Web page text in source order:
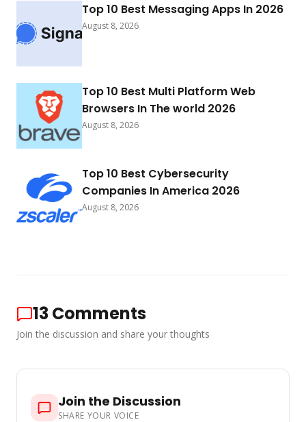
Top 10 Best Messaging Apps In 2026
August 8, 2026
Top 10 Best Multi Platform Web
Browsers In The world 2026
August 8, 2026
Top 10 Best Cybersecurity
Companies In America 2026
August 8, 2026
13Comments
Join the discussion and share your thoughts
Join the Discussion
SHARE YOUR VOICE